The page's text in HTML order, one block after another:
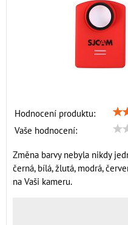
Hodnocení produktu:
Vaše hodnocení:
Změna barvy nebyla nikdy
černá, bílá, žlutá, modrá,
na Vaši kameru.